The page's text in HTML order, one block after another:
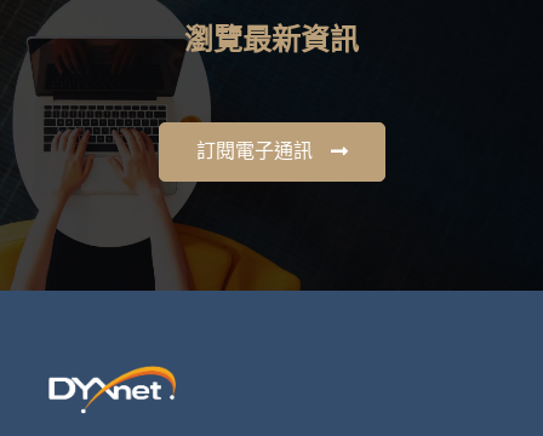
瀏覽最新資訊
訂閱電子通訊